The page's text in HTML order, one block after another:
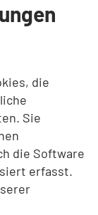
die
Sie
die Software
erfasst.